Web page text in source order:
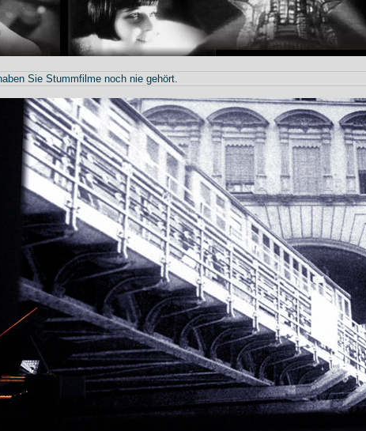
Sie Stummfilme noch nie gehört.